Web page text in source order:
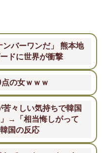
バーワンだ」 熊本地
ドに世界が衝撃
の女ｗｗｗ
々しい気持ちで韓国
→「相当悔しがって
国の反応